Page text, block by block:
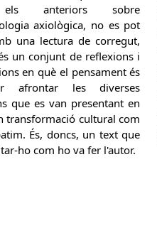
anteriors sobre
axiològica, no es pot
una lectura de corregut,
un conjunt de reflexions i
en què el pensament és
afrontar les diverses
que es van presentant en
transformació cultural com
És, doncs, un text que
ho com ho va fer l'autor.